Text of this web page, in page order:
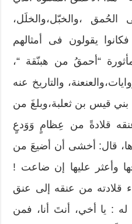
،والخبّل،والخلَل،
فكانوا يقولون فى أمثالهم
“أحمقُ من هبنّقة “،
والتاريخ عنه
قيس بن ثعلبة،وبلغَ من
قلادةً من عِظامٍ وَوَدعٍ
قال: أخشى أن أضيعَ من
وأعثر عليها إن ضاعت !
قلادته من عنقه إلى عنق
له : يا أخي، أنتَ أنا، فمن